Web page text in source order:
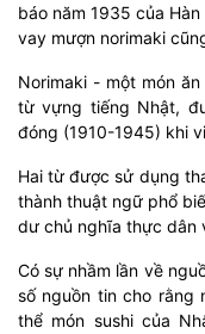
báo năm 1935 của
vay mượn norimaki
Norimaki - một món
từ vựng tiếng Nhật,
đóng (1910-1945) khi
Hai từ được sử dụng
thành thuật ngữ phổ
dư chủ nghĩa thực dân
Có sự nhầm lần về
số nguồn tin cho rằng
thể món sushi của